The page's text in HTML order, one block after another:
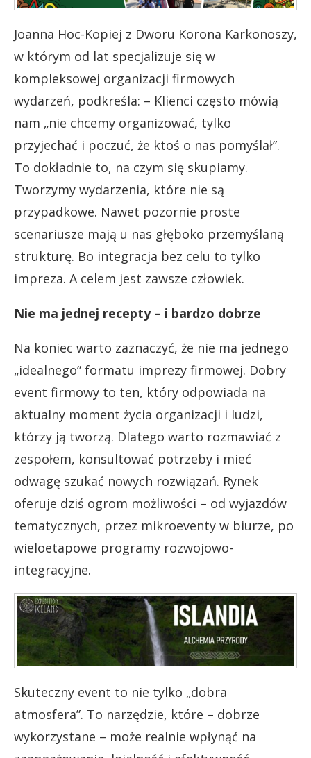
Joanna Hoc-Kopiej z Dworu Korona Karkonoszy,
w którym od lat specjalizuje się w
kompleksowej organizacji firmowych
wydarzeń, podkreśla: – Klienci często mówią
nam „nie chcemy organizować, tylko
przyjechać i poczuć, że ktoś o nas pomyślał”.
To dokładnie to, na czym się skupiamy.
Tworzymy wydarzenia, które nie są
przypadkowe. Nawet pozornie proste
scenariusze mają u nas głęboko przemyślaną
strukturę. Bo integracja bez celu to tylko
impreza. A celem jest zawsze człowiek.
Nie ma jednej recepty – i bardzo dobrze
Na koniec warto zaznaczyć, że nie ma jednego
„idealnego” formatu imprezy firmowej. Dobry
event firmowy to ten, który odpowiada na
aktualny moment życia organizacji i ludzi,
którzy ją tworzą. Dlatego warto rozmawiać z
zespołem, konsultować potrzeby i mieć
odwagę szukać nowych rozwiązań. Rynek
oferuje dziś ogrom możliwości – od wyjazdów
tematycznych, przez mikroeventy w biurze, po
wieloetapowe programy rozwojowo-
integracyjne.
Skuteczny event to nie tylko „dobra
atmosfera”. To narzędzie, które – dobrze
wykorzystane – może realnie wpłynąć na